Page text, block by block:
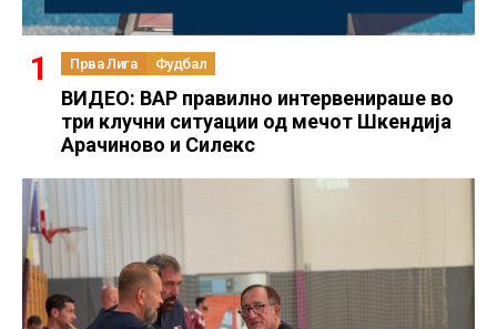
Прва Лига Фудбал
ВИДЕО: ВАР правилно интервенираше во
три клучни ситуации од мечот Шкендија
Арачиново и Силекс